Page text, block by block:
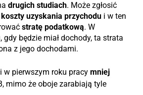
drugich studiach. Może zgłosić
uzyskania przychodu i w ten
stratę podatkową. W
gdy będzie miał dochody, ta strata
z jego dochodami.
w pierwszym roku pracy mniej
mimo że oboje zarabiają tyle